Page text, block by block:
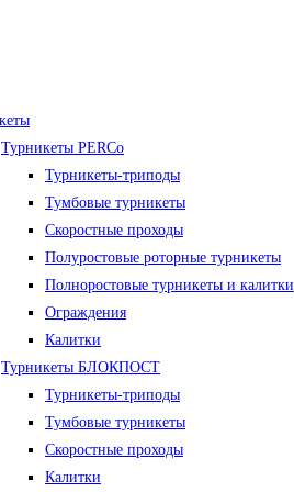
Турникеты PERCo
Турникеты-триподы
Тумбовые турникеты
Скоростные проходы
Полуростовые роторные турникеты
Полноростовые турникеты и калитки
Ограждения
Калитки
Турникеты БЛОКПОСТ
Турникеты-триподы
Тумбовые турникеты
Скоростные проходы
Калитки